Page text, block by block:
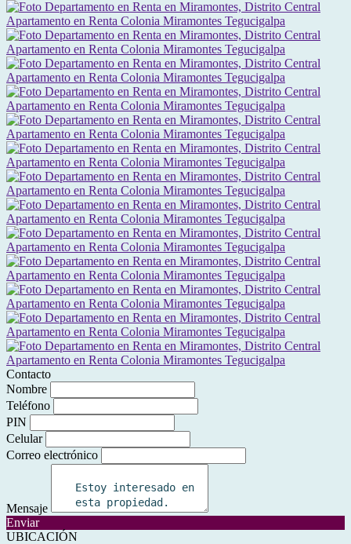
Contacto
Nombre
Teléfono
PIN
Celular
Correo electrónico
Mensaje
Enviar
UBICACIÓN